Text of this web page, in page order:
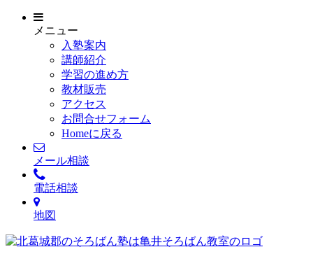
メニュー
入塾案内
講師紹介
学習の進め方
教材販売
アクセス
お問合せフォーム
Homeに戻る
メール相談
電話相談
地図